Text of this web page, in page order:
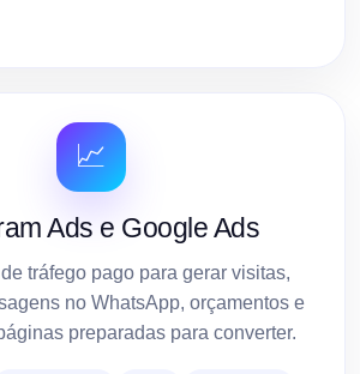
📈
Ads e Google Ads
tráfego pago para gerar visitas,
no WhatsApp, orçamentos e
preparadas para converter.